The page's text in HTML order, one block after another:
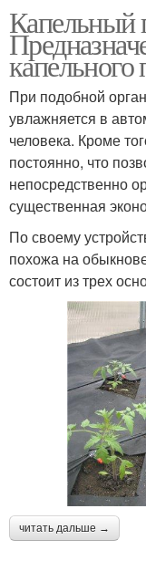
Капельный
капельного
При подобной
увлажняется в
человека. Кроме
постоянно, что
непосредственно
существенная
По своему
похожа на
состоит из трех
читать дальше →